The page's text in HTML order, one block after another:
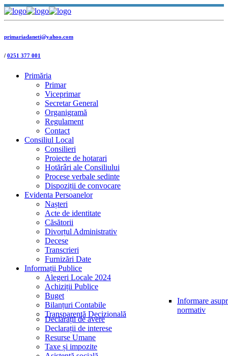
primariadaneti@yahoo.com
/ 0251 377 001
Primăria
Primar
Viceprimar
Secretar General
Organigramă
Regulament
Contact
Consiliul Local
Consilieri
Proiecte de hotarari
Hotărâri ale Consiliului
Procese verbale sedinte
Dispoziții de convocare
Evidenta Persoanelor
Nașteri
Acte de identitate
Căsătorii
Divorțul Administrativ
Decese
Transcrieri
Furnizări Date
Informații Publice
Alegeri Locale 2024
Achiziții Publice
Buget
Bilanțuri Contabile
Transparență Decizională
Informare
normativ
Declarații de avere
Declarații de interese
Resurse Umane
Taxe și impozite